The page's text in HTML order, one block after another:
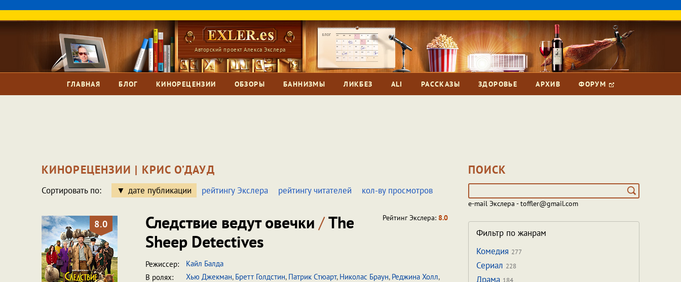
Авторский проект Алекса Экслера
ГЛАВНАЯ БЛОГ КИНОРЕЦЕНЗИИ ОБЗОРЫ БАННИЗМЫ ЛИКБЕЗ ALI РАССКАЗЫ ЗДОРОВЬЕ АРХИВ ФОРУМ
КИНОРЕЦЕНЗИИ | КРИС О’ДАУД
Сортировать по: дате публикации рейтингу Экслера рейтингу читателей кол-ву просмотров
8.0 Следствие ведут овечки /The
Sheep Detectives
Рейтинг Экслера: 8.0
Режиссер:
Кайл Балда
В ролях:
Хью Джекман, Бретт Голдстин, Патрик Стюарт, Николас Браун, Реджина Холл,
ПОИСК
e-mail Экслера - toffler@gmail.com
Фильтр по жанрам
Комедия 277
Сериал 228
Драма 184